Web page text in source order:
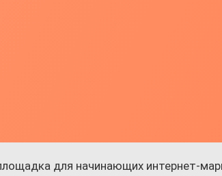
для начинающих интернет-